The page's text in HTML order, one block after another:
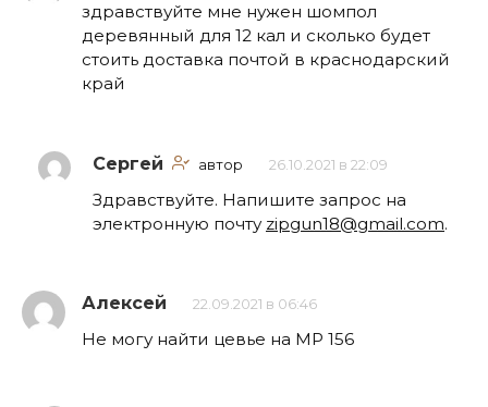
здравствуйте мне нужен шомпол
деревянный для 12 кал и сколько будет
стоить доставка почтой в краснодарский
край
Сергей автор 26.10.2021 в 22:09
Здравствуйте. Напишите запрос на
электронную почту zipgun18@gmail.com.
Алексей 22.09.2021 в 06:46
Не могу найти цевье на МР 156